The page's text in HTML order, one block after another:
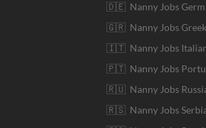
🇩🇪 Nanny Jobs
🇬🇷 Nanny Jobs
🇮🇹 Nanny Jobs
🇵🇹 Nanny Jobs
🇷🇺 Nanny Jobs
🇷🇸 Nanny Jobs